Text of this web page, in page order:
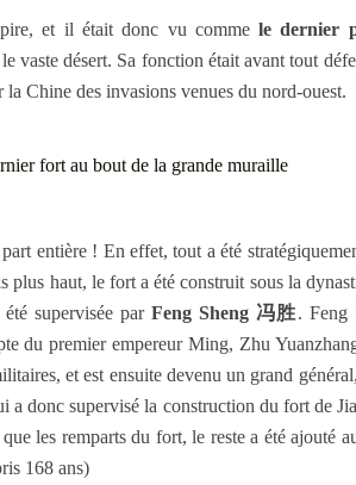
et il était donc vu commele dernier
vaste désert. Sa fonction était avant tout
Chine des invasions venues du nord-ouest.
entière ! En effet, tout a été
plus haut, le fort a été construit sous la
supervisée parFeng Sheng 冯胜. Feng
du premier empereur Ming, Zhu
et est ensuite devenu un grand
a donc supervisé la construction du fort de
les remparts du fort, le reste a été ajouté
168 ans)